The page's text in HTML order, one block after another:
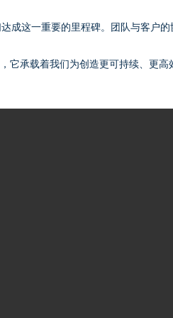
成这一重要的里程碑。团队与客户
它承载着我们为创造更可持续、更